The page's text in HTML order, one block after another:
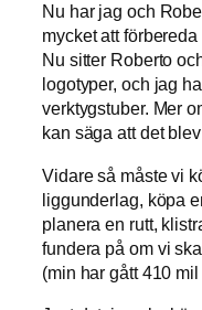
Nu har jag och
mycket att
Nu sitter Roberto
logotyper, och jag
verktygstuber. Mer
kan säga att det
Vidare så måste vi
liggunderlag, köpa
planera en rutt,
fundera på om vi
(min har gått 410